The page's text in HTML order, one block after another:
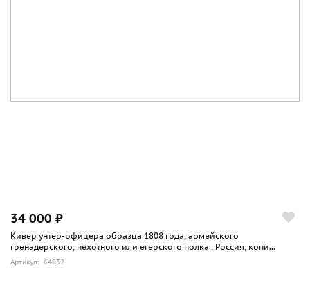
34 000 ₽
Кивер унтер-офицера образца 1808 года, армейского
гренадерского, пехотного или егерского полка , Россия, копи...
Артикул: 64832